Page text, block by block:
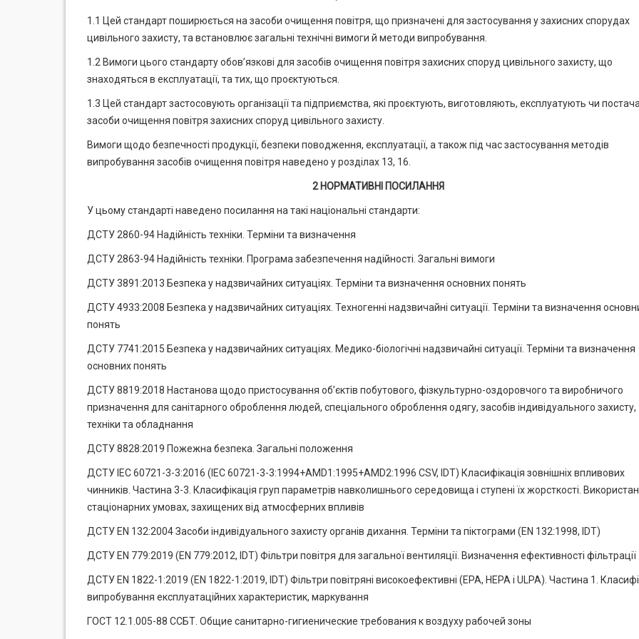
1.1 Цей стандарт поширюється на засоби очищення повітря, що призначені для застосування у захисних спорудах
цивільного захисту, та встановлює загальні технічні вимоги й методи випробування.
1.2 Вимоги цього стандарту обов’язкові для засобів очищення повітря захисних споруд цивільного захисту, що
знаходяться в експлуатації, та тих, що проєктуються.
1.3 Цей стандарт застосовують організації та підприємства, які проєктують, виготовляють, експлуатують чи
засоби очищення повітря захисних споруд цивільного захисту.
Вимоги щодо безпечності продукції, безпеки поводження, експлуатації, а також під час застосування методів
випробування засобів очищення повітря наведено у розділах 13, 16.
2 НОРМАТИВНІ ПОСИЛАННЯ
У цьому стандарті наведено посилання на такі національні стандарти:
ДСТУ 2860-94 Надійність техніки. Терміни та визначення
ДСТУ 2863-94 Надійність техніки. Програма забезпечення надійності. Загальні вимоги
ДСТУ 3891:2013 Безпека у надзвичайних ситуаціях. Терміни та визначення основних понять
ДСТУ 4933:2008 Безпека у надзвичайних ситуаціях. Техногенні надзвичайні ситуації. Терміни та визначення
понять
ДСТУ 7741:2015 Безпека у надзвичайних ситуаціях. Медико-біологічні надзвичайні ситуації. Терміни та визначення
основних понять
ДСТУ 8819:2018 Настанова щодо пристосування об’єктів побутового, фізкультурно-оздоровчого та виробничого
призначення для санітарного оброблення людей, спеціального оброблення одягу, засобів індивідуального захисту,
техніки та обладнання
ДСТУ 8828:2019 Пожежна безпека. Загальні положення
ДСТУ IEC 60721-3-3:2016 (IEC 60721-3-3:1994+AMD1:1995+AMD2:1996 CSV, IDT) Класифікація зовнішніх впливових
чинників. Частина 3-3. Класифікація груп параметрів навколишнього середовища і ступені їх жорсткості.
стаціонарних умовах, захищених від атмосферних впливів
ДСТУ EN 132:2004 Засоби iндивiдуального захисту органiв дихання. Термiни та пiктограми (EN 132:1998, IDT)
ДСТУ EN 779:2019 (EN 779:2012, IDT) Фільтри повітря для загальної вентиляції. Визначення ефективності фільтрації
ДСТУ EN 1822-1:2019 (EN 1822-1:2019, IDT) Фільтри повітряні високоефективні (EPA, HEPA і ULPA). Частина 1.
випробування експлуатаційних характеристик, маркування
ГОСТ 12.1.005-88 ССБТ. Общие санитарно-гигиенические требования к воздуху рабочей зоны